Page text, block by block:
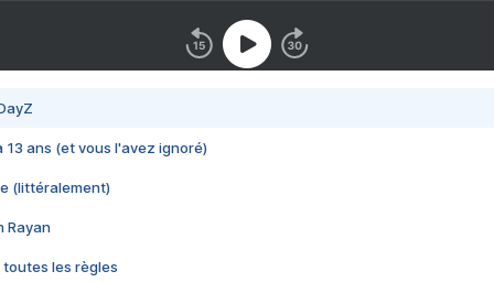
13 ans (et vous l'avez ignoré)
(littéralement)
Rayan
toutes les règles